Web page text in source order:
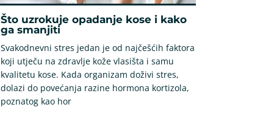
Što uzrokuje opadanje kose i kako
ga smanjiti
Svakodnevni stres jedan je od najčešćih faktora
koji utječu na zdravlje kože vlasišta i samu
kvalitetu kose. Kada organizam doživi stres,
dolazi do povećanja razine hormona kortizola,
poznatog kao hor